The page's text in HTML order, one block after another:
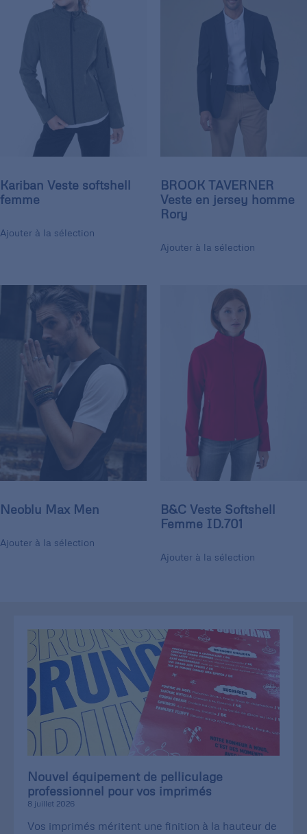
Kariban Veste softshell
femme
Ajouter à la sélection
BROOK TAVERNER
Veste en jersey homme
Rory
Ajouter à la sélection
Neoblu Max Men
Ajouter à la sélection
B&C Veste Softshell
Femme ID.701
Ajouter à la sélection
Nouvel équipement de pelliculage
professionnel pour vos imprimés
8 juillet 2026
Vos imprimés méritent une finition à la hauteur de